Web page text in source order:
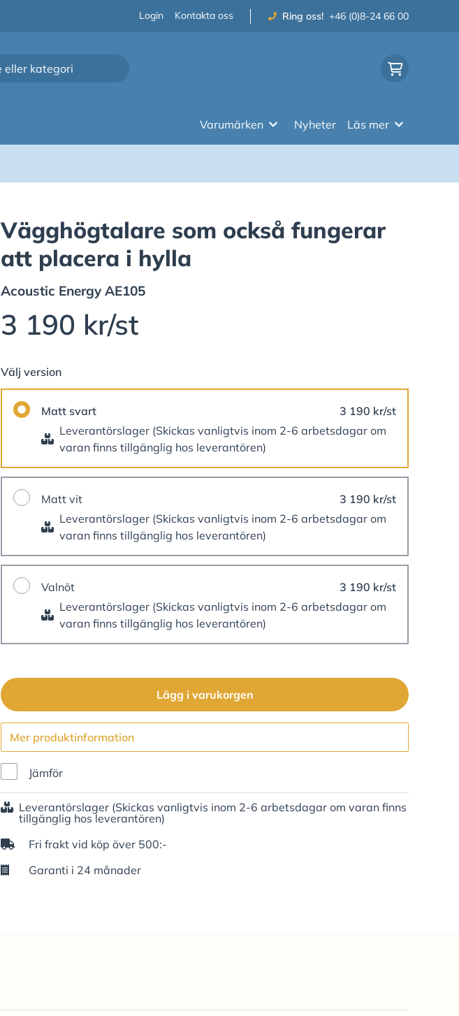
Login Kontakta oss Ring oss! +46 (0)8-24 66 00
Varumärken Nyheter Läs mer
Vägghögtalare som också fungerar
att placera i hylla
Acoustic Energy AE105
3 190 kr/st
Välj version
Matt svart
3 190 kr/st
Leverantörslager (Skickas vanligtvis inom 2-6 arbetsdagar om
varan finns tillgänglig hos leverantören)
Matt vit
3 190 kr/st
Leverantörslager (Skickas vanligtvis inom 2-6 arbetsdagar om
varan finns tillgänglig hos leverantören)
Valnöt
3 190 kr/st
Leverantörslager (Skickas vanligtvis inom 2-6 arbetsdagar om
varan finns tillgänglig hos leverantören)
Lägg i varukorgen
Mer produktinformation
Jämför
Leverantörslager (Skickas vanligtvis inom 2-6 arbetsdagar om varan finns
tillgänglig hos leverantören)
Fri frakt vid köp över 500:-
Garanti i 24 månader